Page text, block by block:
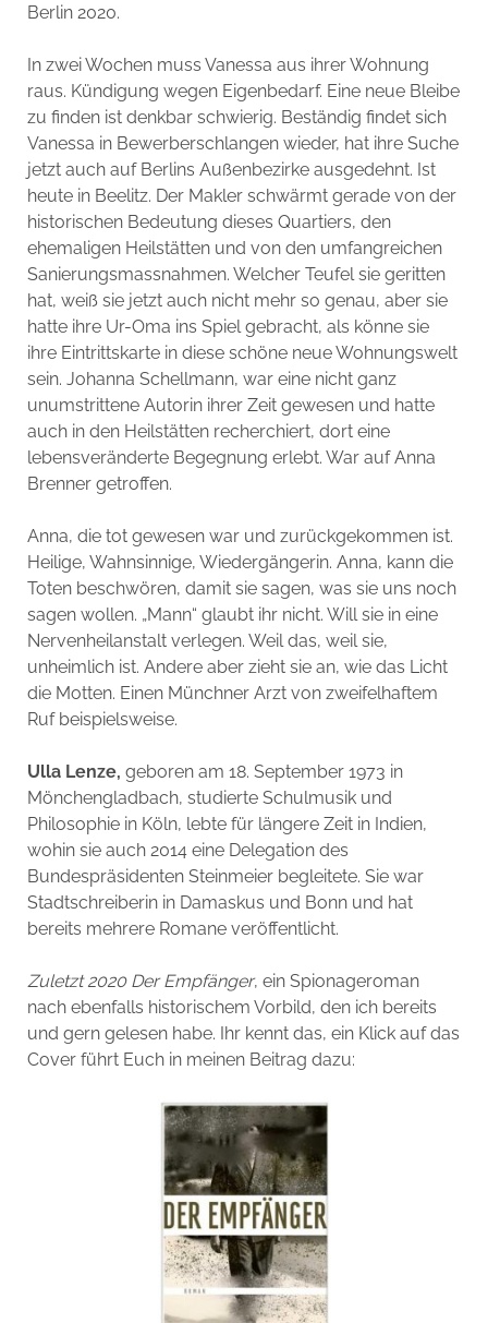
Berlin 2020.
In zwei Wochen muss Vanessa aus ihrer Wohnung
raus. Kündigung wegen Eigenbedarf. Eine neue Bleibe
zu finden ist denkbar schwierig. Beständig findet sich
Vanessa in Bewerberschlangen wieder, hat ihre Suche
jetzt auch auf Berlins Außenbezirke ausgedehnt. Ist
heute in Beelitz. Der Makler schwärmt gerade von der
historischen Bedeutung dieses Quartiers, den
ehemaligen Heilstätten und von den umfangreichen
Sanierungsmassnahmen. Welcher Teufel sie geritten
hat, weiß sie jetzt auch nicht mehr so genau, aber sie
hatte ihre Ur-Oma ins Spiel gebracht, als könne sie
ihre Eintrittskarte in diese schöne neue Wohnungswelt
sein. Johanna Schellmann, war eine nicht ganz
unumstrittene Autorin ihrer Zeit gewesen und hatte
auch in den Heilstätten recherchiert, dort eine
lebensveränderte Begegnung erlebt. War auf Anna
Brenner getroffen.
Anna, die tot gewesen war und zurückgekommen ist.
Heilige, Wahnsinnige, Wiedergängerin. Anna, kann die
Toten beschwören, damit sie sagen, was sie uns noch
sagen wollen. „Mann“ glaubt ihr nicht. Will sie in eine
Nervenheilanstalt verlegen. Weil das, weil sie,
unheimlich ist. Andere aber zieht sie an, wie das Licht
die Motten. Einen Münchner Arzt von zweifelhaftem
Ruf beispielsweise.
Ulla Lenze, geboren am 18. September 1973 in
Mönchengladbach, studierte Schulmusik und
Philosophie in Köln, lebte für längere Zeit in Indien,
wohin sie auch 2014 eine Delegation des
Bundespräsidenten Steinmeier begleitete. Sie war
Stadtschreiberin in Damaskus und Bonn und hat
bereits mehrere Romane veröffentlicht.
Zuletzt 2020 Der Empfänger, ein Spionageroman
nach ebenfalls historischem Vorbild, den ich bereits
und gern gelesen habe. Ihr kennt das, ein Klick auf das
Cover führt Euch in meinen Beitrag dazu: